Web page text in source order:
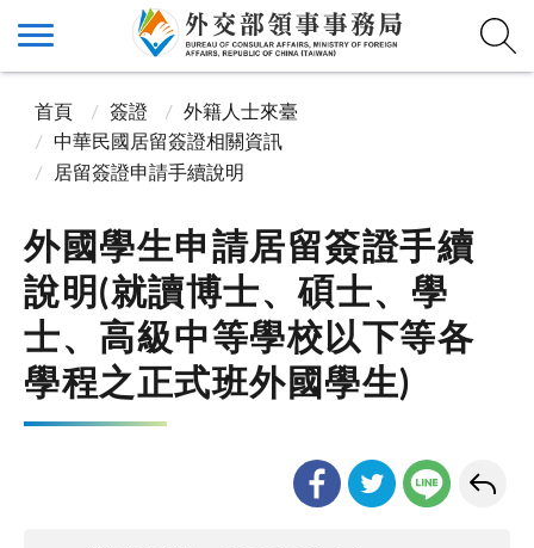
首頁 簽證
外籍人士來臺
中華民國居留簽證相關資訊
居留簽證申請手續說明
外國學生申請居留簽證手續
說明(就讀博士、碩士、學
士、高級中等學校以下等各
學程之正式班外國學生)